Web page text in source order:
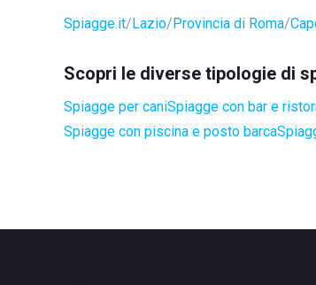
Spiagge.it Lazio Provincia di Roma
Scopri le diverse tipologie di
Spiagge per caniSpiagge con bar e
Spiagge con piscina e posto barca